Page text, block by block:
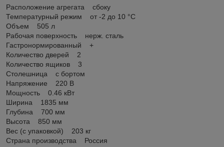
Расположение агрегата сбоку
Температурный режим от -2 до 10 °С
Объем 505 л
Рабочая поверхность нерж. сталь
Гастронормированный +
Количество дверей 2
Количество ящиков 3
Столешница с бортом
Напряжение 220 В
Мощность 0.46 кВт
Ширина 1835 мм
Глубина 700 мм
Высота 850 мм
Вес (с упаковкой) 203 кг
Страна производства Россия